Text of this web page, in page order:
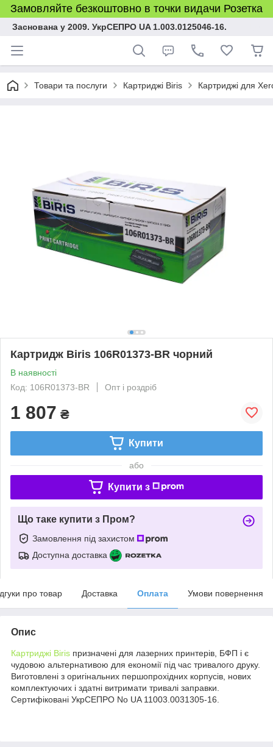
Замовляйте безкоштовно в точки видачи Розетка
Заснована у 2009. УкрСЕПРО UA 1.003.0125046-16.
Товари та послуги Картриджі Biris Картриджі для
Картридж Biris 106R01373-BR чорний
В наявності
Код: 106R01373-BR
Опт і роздріб
1 807 ₴
Купити
або
Купити з
Що таке купити з Пром?
Замовлення під захистом
Доступна доставка
про товар Доставка Оплата Умови повернення
Опис
Картриджі Biris призначені для лазерних принтерів, БФП і є
чудовою альтернативою для економії під час тривалого друку.
Виготовлені з оригінальних першопрохідних корпусів, нових
комплектуючих і здатні витримати тривалі заправки.
Сертифіковані УкрСЕПРО No UA 11003.0031305-16.